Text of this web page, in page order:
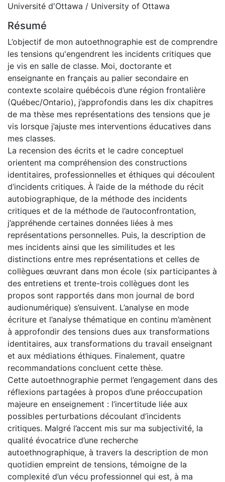
Université d'Ottawa / University of Ottawa
Résumé
L’objectif de mon autoethnographie est de comprendre
les tensions qu'engendrent les incidents critiques que
je vis en salle de classe. Moi, doctorante et
enseignante en français au palier secondaire en
contexte scolaire québécois d’une région frontalière
(Québec/Ontario), j’approfondis dans les dix chapitres
de ma thèse mes représentations des tensions que je
vis lorsque j’ajuste mes interventions éducatives dans
mes classes.
La recension des écrits et le cadre conceptuel
orientent ma compréhension des constructions
identitaires, professionnelles et éthiques qui découlent
d’incidents critiques. À l’aide de la méthode du récit
autobiographique, de la méthode des incidents
critiques et de la méthode de l’autoconfrontation,
j’appréhende certaines données liées à mes
représentations personnelles. Puis, la description de
mes incidents ainsi que les similitudes et les
distinctions entre mes représentations et celles de
collègues œuvrant dans mon école (six participantes à
des entretiens et trente-trois collègues dont les
propos sont rapportés dans mon journal de bord
audionumérique) s’ensuivent. L’analyse en mode
écriture et l’analyse thématique en continu m’amènent
à approfondir des tensions dues aux transformations
identitaires, aux transformations du travail enseignant
et aux médiations éthiques. Finalement, quatre
recommandations concluent cette thèse.
Cette autoethnographie permet l’engagement dans des
réflexions partagées à propos d’une préoccupation
majeure en enseignement : l’incertitude liée aux
possibles perturbations découlant d’incidents
critiques. Malgré l’accent mis sur ma subjectivité, la
qualité évocatrice d’une recherche
autoethnographique, à travers la description de mon
quotidien empreint de tensions, témoigne de la
complexité d’un vécu professionnel qui est, à ma